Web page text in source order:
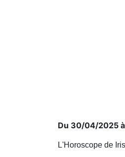
Du 30/04/2025
L'Horoscope de